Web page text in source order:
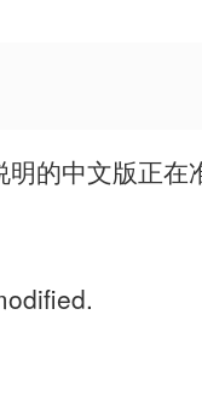
的中文版正